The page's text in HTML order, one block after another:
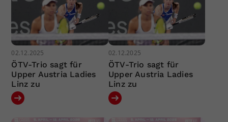
02.12.2025
ÖTV-Trio sagt für
Upper Austria Ladies
Linz zu
02.12.2025
ÖTV-Trio sagt für
Upper Austria Ladies
Linz zu